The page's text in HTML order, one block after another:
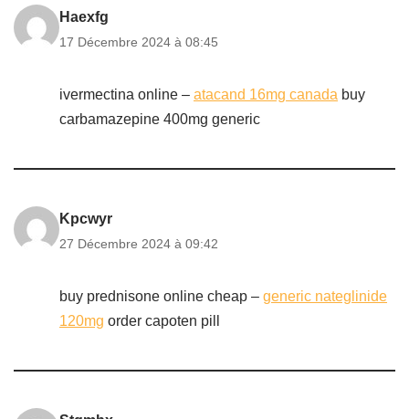
Haexfg
17 Décembre 2024 à 08:45
ivermectina online – atacand 16mg canada buy
carbamazepine 400mg generic
Kpcwyr
27 Décembre 2024 à 09:42
buy prednisone online cheap – generic nateglinide
120mg order capoten pill